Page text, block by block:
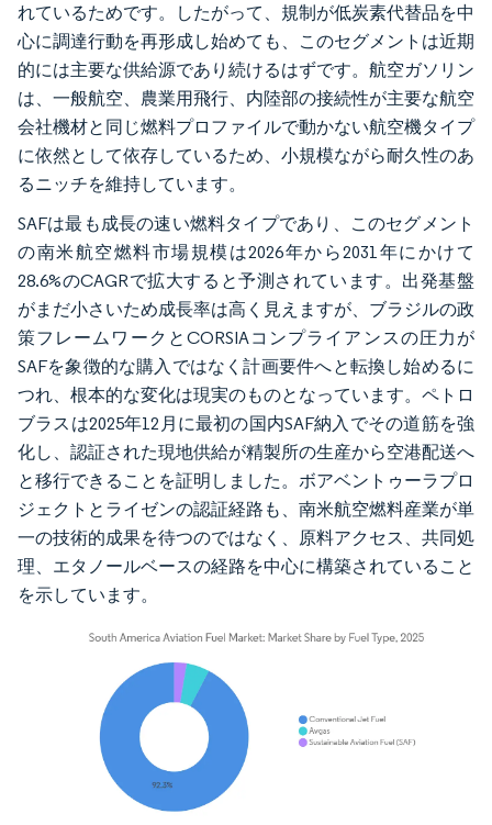
れているためです。したがって、規制が低炭素代替品を中
心に調達行動を再形成し始めても、このセグメントは近期
的には主要な供給源であり続けるはずです。航空ガソリン
は、一般航空、農業用飛行、内陸部の接続性が主要な航空
会社機材と同じ燃料プロファイルで動かない航空機タイプ
に依然として依存しているため、小規模ながら耐久性のあ
るニッチを維持しています。
SAFは最も成長の速い燃料タイプであり、このセグメント
の南米航空燃料市場規模は2026年から2031年にかけて
28.6%のCAGRで拡大すると予測されています。出発基盤
がまだ小さいため成長率は高く見えますが、ブラジルの政
策フレームワークとCORSIAコンプライアンスの圧力が
SAFを象徴的な購入ではなく計画要件へと転換し始めるに
つれ、根本的な変化は現実のものとなっています。ペトロ
ブラスは2025年12月に最初の国内SAF納入でその道筋を強
化し、認証された現地供給が精製所の生産から空港配送へ
と移行できることを証明しました。ボアベントゥーラプロ
ジェクトとライゼンの認証経路も、南米航空燃料産業が単
一の技術的成果を待つのではなく、原料アクセス、共同処
理、エタノールベースの経路を中心に構築されていること
を示しています。